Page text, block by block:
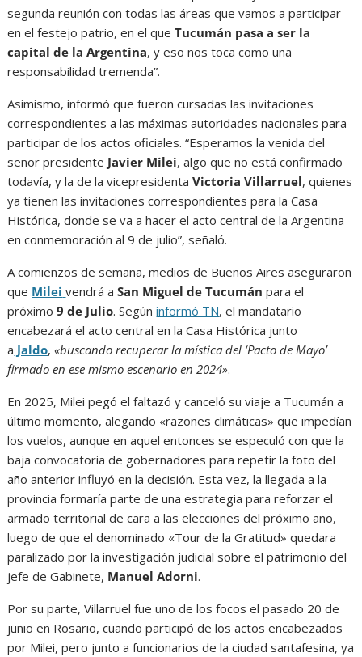
segunda reunión con todas las áreas que vamos a participar
en el festejo patrio, en el queTucumán pasa a ser la
capital de la Argentina, y eso nos toca como una
responsabilidad tremenda”.
Asimismo, informó que fueron cursadas las invitaciones
correspondientes a las máximas autoridades nacionales para
participar de los actos oficiales. “Esperamos la venida del
señor presidente Javier Milei, algo que no está confirmado
todavía, y la de la vicepresidentaVictoria Villarruel, quienes
ya tienen las invitaciones correspondientes para la Casa
Histórica, donde se va a hacer el acto central de la Argentina
en conmemoración al 9 de julio”, señaló.
A comienzos de semana, medios de Buenos Aires aseguraron
que Milei vendrá aSan Miguel de Tucumán para el
próximo9 de Julio. Segúninformó TN, el mandatario
encabezará el acto central en la Casa Histórica junto
a Jaldo, «buscando recuperar la mística del ‘Pacto de Mayo’
firmado en ese mismo escenario en 2024».
En 2025, Milei pegó el faltazó y canceló su viaje a Tucumán a
último momento, alegando «razones climáticas» que impedían
los vuelos, aunque en aquel entonces se especuló con que la
baja convocatoria de gobernadores para repetir la foto del
año anterior influyó en la decisión. Esta vez, la llegada a la
provincia formaría parte de una estrategia para reforzar el
armado territorial de cara a las elecciones del próximo año,
luego de que el denominado «Tour de la Gratitud» quedara
paralizado por la investigación judicial sobre el patrimonio del
jefe de Gabinete, Manuel Adorni.
Por su parte, Villarruel fue uno de los focos el pasado 20 de
junio en Rosario, cuando participó de los actos encabezados
por Milei, pero junto a funcionarios de la ciudad santafesina, ya